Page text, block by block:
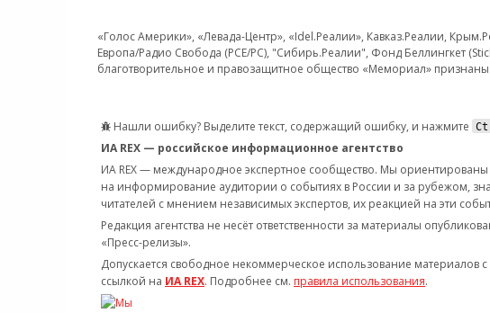
«Голос Америки», «Левада-Центр», «Idel.Реалии», Кавказ.Реалии,
Европа/Радио Свобода (PCE/PC), "Сибирь.Реалии", Фонд Беллингкет
благотворительное и правозащитное общество «Мемориал»
Нашли ошибку? Выделите текст, содержащий ошибку, и нажмите
ИА REX — российское информационное агентство
ИА REX — международное экспертное сообщество. Мы ориентированы
на информирование аудитории о событиях в России и за рубежом,
читателей с мнением независимых экспертов, их реакцией на эти
Редакция агентства не несёт ответственности за материалы
«Пресс-релизы».
Допускается свободное некоммерческое использование материалов
ссылкой на ИА REX. Подробнее см. правила использования.